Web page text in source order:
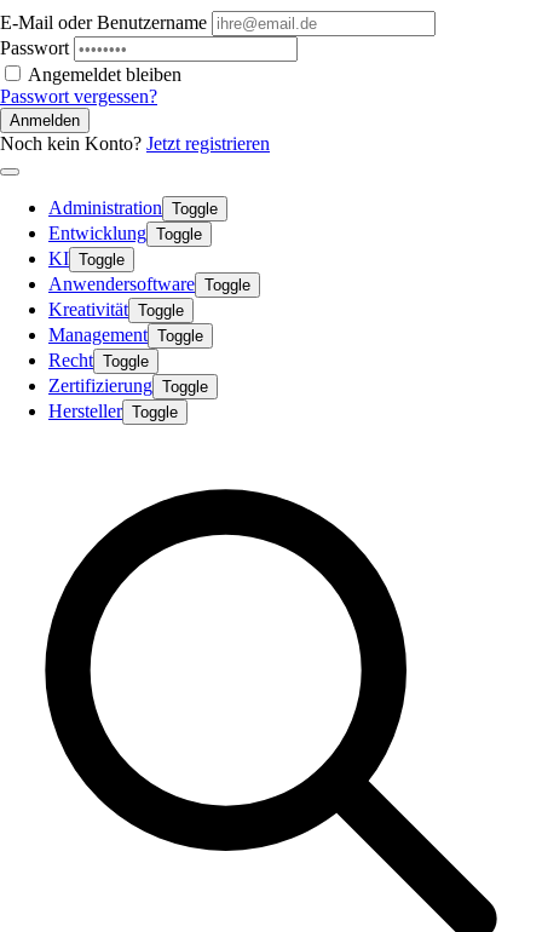
E-Mail oder Benutzername
Passwort
Angemeldet bleiben
Passwort vergessen?
Anmelden
Noch kein Konto? Jetzt registrieren
Administration Toggle
Entwicklung Toggle
KI Toggle
Anwendersoftware Toggle
Kreativität Toggle
Management Toggle
Recht Toggle
Zertifizierung Toggle
Hersteller Toggle